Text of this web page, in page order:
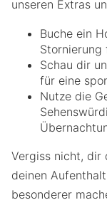
unseren Extras
Buche ein
Stornierung
Schau dir
für eine
Nutze die
Vergiss nicht, dir
deinen
besonderer